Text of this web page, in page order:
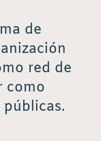
de
red de
como